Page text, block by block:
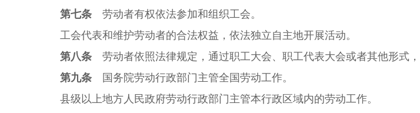
第七条 劳动者有权依法参加和组织工会。
工会代表和维护劳动者的合法权益，依法独立自主地开展活动。
第八条 劳动者依照法律规定，通过职工大会、职工代表大会或者其他形式
第九条 国务院劳动行政部门主管全国劳动工作。
县级以上地方人民政府劳动行政部门主管本行政区域内的劳动工作。